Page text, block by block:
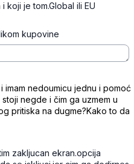
je tom.Global ili EU
kupovine
imam nedoumicu jednu i pomoć
negde i čim ga uzmem u
pritiska na dugme?Kako to da
zakljucan ekran.opcija